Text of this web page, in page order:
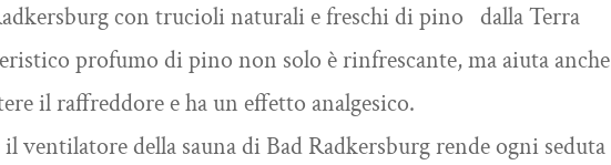
con trucioli naturali e freschi di pino dalla Terra
profumo di pino non solo è rinfrescante, ma aiuta anche
il raffreddore e ha un effetto analgesico.
ventilatore della sauna di Bad Radkersburg rende ogni seduta